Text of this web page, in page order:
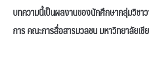
บทความนี้เป็นผลงานของนักศึกษากลุ่มวิชา
การ คณะการสื่อสารมวลชน มหาวิทยาลัยเชี